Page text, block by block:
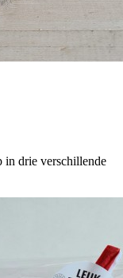
in drie verschillende